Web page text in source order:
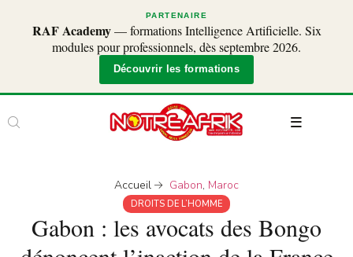
PARTENAIRE
RAF Academy— formations Intelligence Artificielle. Six
modules pour professionnels, dès septembre 2026.
Découvrir les formations
Accueil Gabon, Maroc
DROITS DE L’HOMME
Gabon : les avocats des Bongo